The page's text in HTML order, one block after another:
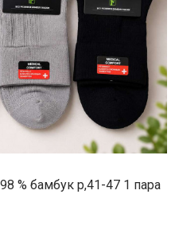
% бамбук р,41-47 1 пара